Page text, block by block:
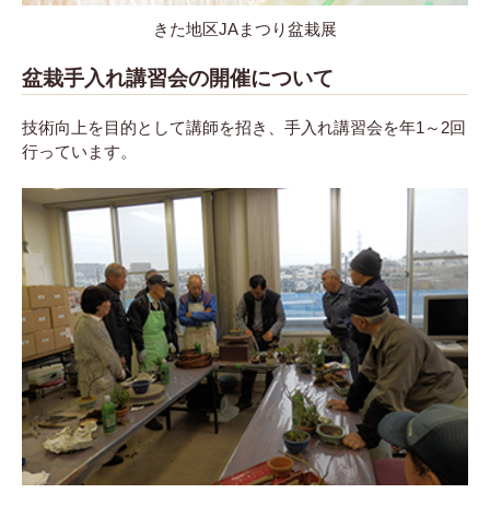
きた地区JAまつり盆栽展
盆栽手入れ講習会の開催について
技術向上を目的として講師を招き、手入れ講習会を年1～2回
行っています。